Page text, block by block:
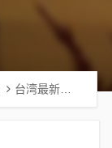
台湾最新消息速递